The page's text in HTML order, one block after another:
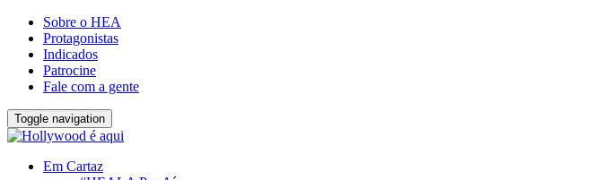
Sobre o HEA
Protagonistas
Indicados
Patrocine
Fale com a gente
Toggle navigation
Em Cartaz